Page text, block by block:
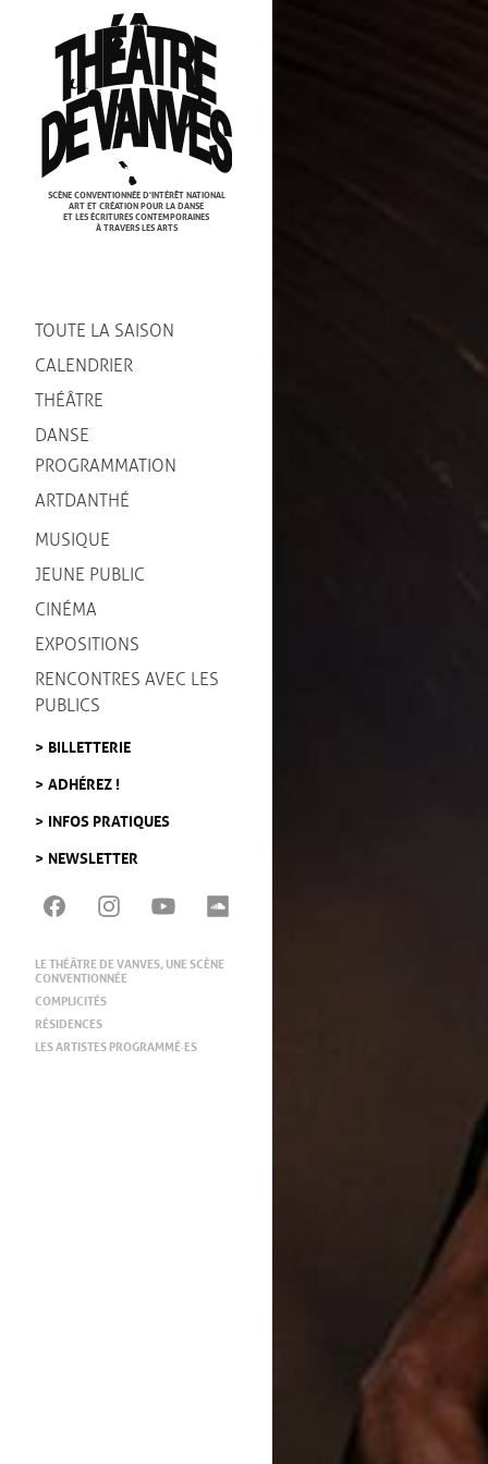
Cookies management panel
SCÈNE CONVENTIONNÉE D'INTÉRÊT NATIONAL
ART ET CRÉATION POUR LA DANSE
ET LES ÉCRITURES CONTEMPORAINES
À TRAVERS LES ARTS
TOUTE LA SAISON
CALENDRIER
THÉÂTRE
DANSE
PROGRAMMATION
ARTDANTHÉ
MUSIQUE
JEUNE PUBLIC
CINÉMA
EXPOSITIONS
RENCONTRES AVEC LES
PUBLICS
BILLETTERIE
ADHÉREZ !
INFOS PRATIQUES
NEWSLETTER
LE THÉÂTRE DE VANVES, UNE SCÈNE
CONVENTIONNÉE
COMPLICITÉS
RÉSIDENCES
LES ARTISTES PROGRAMMÉ·ES